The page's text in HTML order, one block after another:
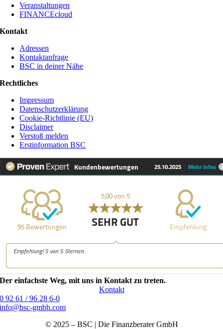
Veranstaltungen
FINANCEcloud
Kontakt
Adressen
Kontaktanfrage
BSC in deiner Nähe
Rechtliches
Impressum
Datenschutzerklärung
Cookie-Richtlinie (EU)
Disclaimer
Verstoß melden
Erstinformation BSC
Der einfachste Weg, mit uns in Kontakt zu treten.
Kontakt
0 92 61 / 96 28 6-0
info@bsc-gmbh.com
© 2025 – BSC | Die Finanzberater GmbH